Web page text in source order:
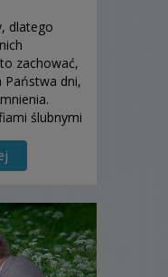
dlatego
zachować,
Państwa dni,
ślubnymi